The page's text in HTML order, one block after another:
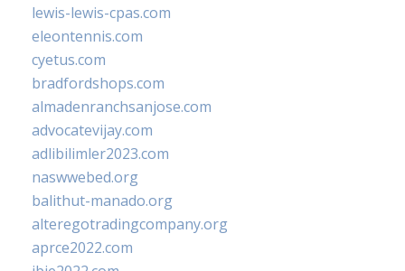
lewis-lewis-cpas.com
eleontennis.com
cyetus.com
bradfordshops.com
almadenranchsanjose.com
advocatevijay.com
adlibilimler2023.com
naswwebed.org
balithut-manado.org
alteregotradingcompany.org
aprce2022.com